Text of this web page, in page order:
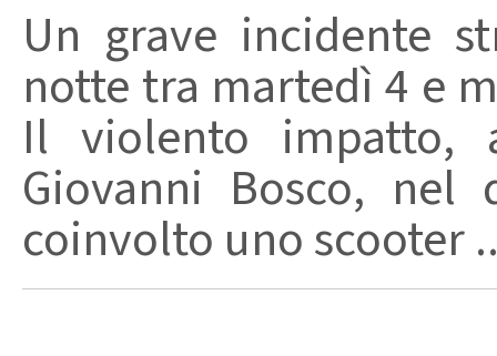
Un grave incidente
notte tra martedì 4 e
Il violento impatto,
Giovanni Bosco, nel
coinvolto uno scooter